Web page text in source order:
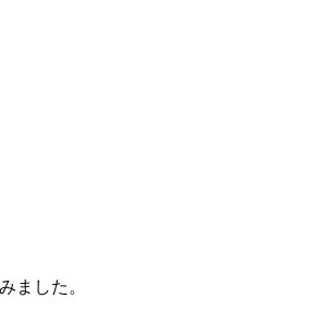
した。